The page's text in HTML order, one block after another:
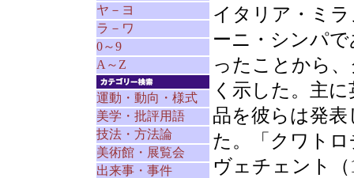
ヤ－ヨ
ラ－ワ
0～9
A～Z
運動・動向・様式
美学・批評用語
技法・方法論
美術館・展覧会
出来事・事件
イタリア・ミ
ーニ・シンパ
ったことから
く示した。主
品を彼らは発
た。「クワト
ヴェチェント